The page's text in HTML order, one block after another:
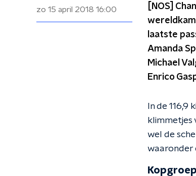
zo 15 april 2018 16:00
[NOS]
laatste
Amanda
Michael
Enrico
In de
klimmetjes
wel de
waaronder
Kopgroep